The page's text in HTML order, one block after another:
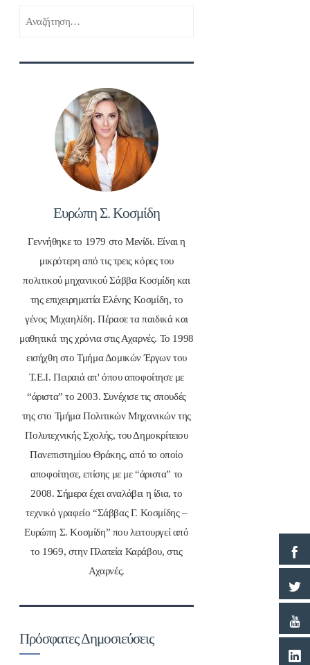
Ευρώπη Σ. Κοσμίδη
Γεννήθηκε το 1979 στο Μενίδι. Είναι η
μικρότερη από τις τρεις κόρες του
πολιτικού μηχανικού Σάββα Κοσμίδη και
της επιχειρηματία Ελένης Κοσμίδη, το
γένος Μιχαηλίδη. Πέρασε τα παιδικά και
μαθητικά της χρόνια στις Αχαρνές. Το 1998
εισήχθη στο Τμήμα Δομικών Έργων του
Τ.Ε.Ι. Πειραιά απ' όπου αποφοίτησε με
“άριστα” το 2003. Συνέχισε τις σπουδές
της στο Τμήμα Πολιτικών Μηχανικών της
Πολυτεχνικής Σχολής, του Δημοκρίτειου
Πανεπιστημίου Θράκης, από το οποίο
αποφοίτησε, επίσης με με “άριστα” το
2008. Σήμερα έχει αναλάβει η ίδια, το
τεχνικό γραφείο “Σάββας Γ. Κοσμίδης –
Ευρώπη Σ. Κοσμίδη” που λειτουργεί από
το 1969, στην Πλατεία Καράβου, στις
Αχαρνές.
Πρόσφατες Δημοσιεύσεις